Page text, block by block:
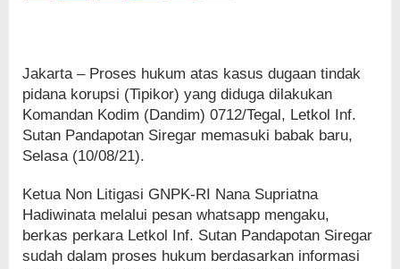
Jakarta – Proses hukum atas kasus dugaan tindak
pidana korupsi (Tipikor) yang diduga dilakukan
Komandan Kodim (Dandim) 0712/Tegal, Letkol Inf.
Sutan Pandapotan Siregar memasuki babak baru,
Selasa (10/08/21).
Ketua Non Litigasi GNPK-RI Nana Supriatna
Hadiwinata melalui pesan whatsapp mengaku,
berkas perkara Letkol Inf. Sutan Pandapotan Siregar
sudah dalam proses hukum berdasarkan informasi